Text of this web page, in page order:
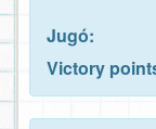
Jugó:
Victory